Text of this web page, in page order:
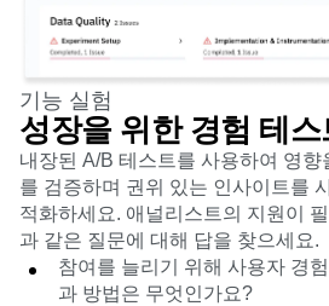
기능 실험
성장을 위한 경험 테스
내장된 A/B 테스트를 사용하여 영향
를 검증하며 권위 있는 인사이트를
적화하세요. 애널리스트의 지원이
과 같은 질문에 대해 답을 찾으세요.
참여를 늘리기 위해 사용자 경
과 방법은 무엇인가요?